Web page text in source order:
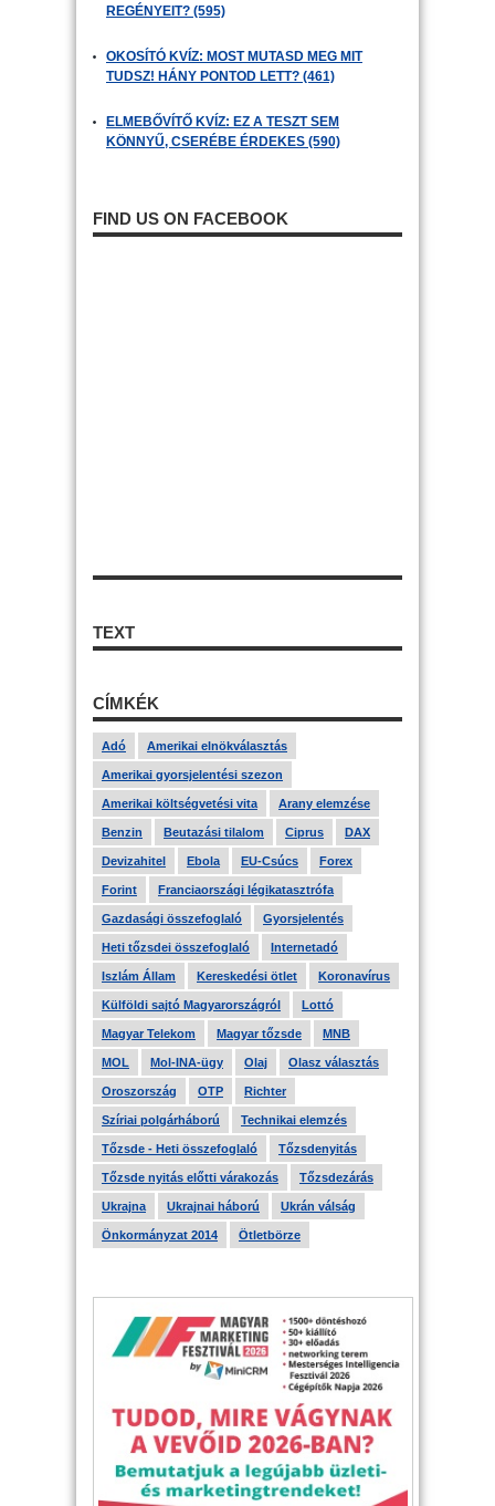
REGÉNYEIT? (595)
OKOSÍTÓ KVÍZ: MOST MUTASD MEG MIT
TUDSZ! HÁNY PONTOD LETT? (461)
ELMEBŐVÍTŐ KVÍZ: EZ A TESZT SEM
KÖNNYŰ, CSERÉBE ÉRDEKES (590)
FIND US ON FACEBOOK
TEXT
CÍMKÉK
Adó Amerikai elnökválasztás
Amerikai gyorsjelentési szezon
Amerikai költségvetési vita Arany elemzése
Benzin Beutazási tilalom Ciprus DAX
Devizahitel Ebola EU-Csúcs Forex
Forint Franciaországi légikatasztrófa
Gazdasági összefoglaló Gyorsjelentés
Heti tőzsdei összefoglaló Internetadó
Iszlám Állam Kereskedési ötlet Koronavírus
Külföldi sajtó Magyarországról Lottó
Magyar Telekom Magyar tőzsde MNB
MOL Mol-INA-ügy Olaj Olasz választás
Oroszország OTP Richter
Szíriai polgárháború Technikai elemzés
Tőzsde - Heti összefoglaló Tőzsdenyitás
Tőzsde nyitás előtti várakozás Tőzsdezárás
Ukrajna Ukrajnai háború Ukrán válság
Önkormányzat 2014 Ötletbörze